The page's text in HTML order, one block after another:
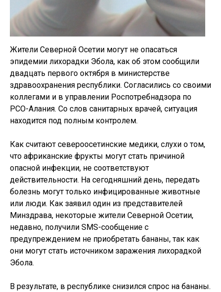
Жители Северной Осетии могут не опасаться
эпидемии лихорадки Эбола, как об этом сообщили
двадцать первого октября в министерстве
здравоохранения республики. Согласились со своими
коллегами и в управлении Роспотребнадзора по
РСО-Алания. Со слов санитарных врачей, ситуация
находится под полным контролем.
Как считают североосетинские медики, слухи о том,
что африканские фрукты могут стать причиной
опасной инфекции, не соответствуют
действительности. На сегодняшний день, передать
болезнь могут только инфицированные животные
или люди. Как заявил один из представителей
Минздрава, некоторые жители Северной Осетии,
недавно, получили SMS-сообщение с
предупреждением не приобретать бананы, так как
они могут стать источником заражения лихорадкой
Эбола.
В результате, в республике снизился спрос на бананы.